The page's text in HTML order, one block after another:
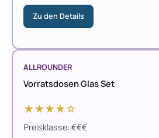
Zu den Details
ALLROUNDER
Vorratsdosen Glas Set
★★★★☆
Preisklasse: €€€